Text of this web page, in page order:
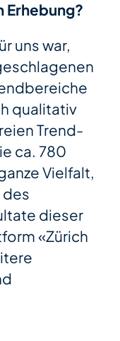
Erhebung?
uns war,
qualitativ
Trend-
ca. 780
Vielfalt,
des
dieser
«Zürich